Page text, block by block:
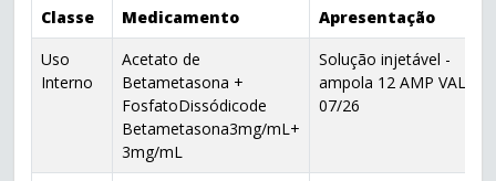
Classe Medicamento Apresentação
Uso
Interno
Acetato de
Betametasona +
FosfatoDissódicode
Betametasona3mg/mL+
3mg/mL
Solução injetável -
ampola 12 AMP VAL
07/26